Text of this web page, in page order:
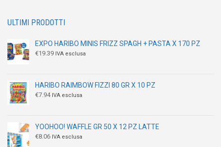
ULTIMI PRODOTTI
EXPO HARIBO MINIS FRIZZ SPAGH + PASTA X 170 PZ
€19.39 IVA esclusa
HARIBO RAIMBOW FIZZI 80 GR X 10 PZ
€7.94 IVA esclusa
YOOHOO! WAFFLE GR 50 X 12 PZ LATTE
€8.06 IVA esclusa